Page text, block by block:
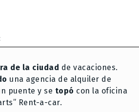
de la ciudad de vacaciones.
una agencia de alquiler de
puente y se topó con la oficina
Rent-a-car.